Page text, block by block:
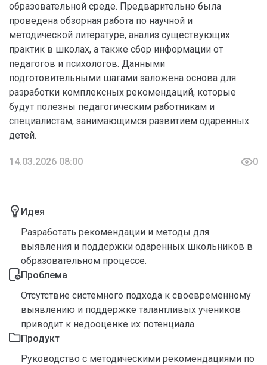
образовательной среде. Предварительно была
проведена обзорная работа по научной и
методической литературе, анализ существующих
практик в школах, а также сбор информации от
педагогов и психологов. Данными
подготовительными шагами заложена основа для
разработки комплексных рекомендаций, которые
будут полезны педагогическим работникам и
специалистам, занимающимся развитием одаренных
детей.
14.03.2026 08:00 0
Идея
Разработать рекомендации и методы для
выявления и поддержки одаренных школьников в
образовательном процессе.
Проблема
Отсутствие системного подхода к своевременному
выявлению и поддержке талантливых учеников
приводит к недооценке их потенциала.
Продукт
Руководство с методическими рекомендациями по